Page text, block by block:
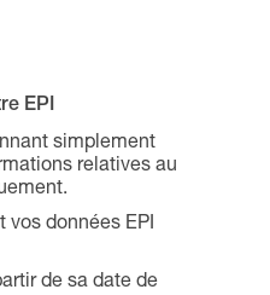
EPI
simplement
relatives au
vos données EPI
de sa date de